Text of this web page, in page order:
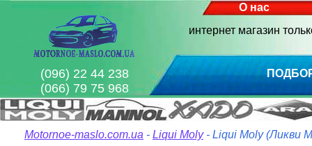
О нас
интернет магазин
(096) 22 44 238
(066) 79 75 968
Motornoe-maslo.com.ua - Liqui Moly- Liqui Moly (Ликви